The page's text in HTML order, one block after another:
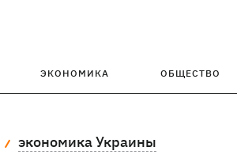
ЭКОНОМИКА ОБЩЕСТВО
экономика Украины